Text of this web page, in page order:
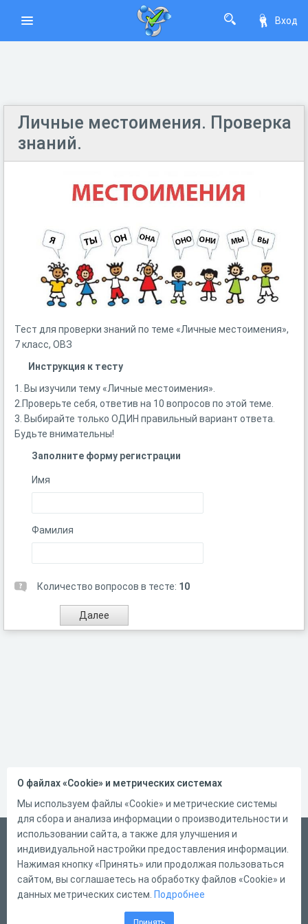
Вход
Личные местоимения. Проверка
знаний.
Тест для проверки знаний по теме «Личные местоимения»,
7 класс, ОВЗ
Инструкция к тесту
1. Вы изучили тему «Личные местоимения».
2.Проверьте себя, ответив на 10 вопросов по этой теме.
3. Выбирайте только ОДИН правильный вариант ответа.
Будьте внимательны!
Заполните форму регистрации
Имя
Фамилия
Количество вопросов в тесте: 10
Русский
Справка
Форма обратной связи
О файлах «Cookie» и метрических системах
Мы используем файлы «Cookie» и метрические системы
для сбора и анализа информации о производительности и
использовании сайта, а также для улучшения и
индивидуальной настройки предоставления информации.
Нажимая кнопку «Принять» или продолжая пользоваться
сайтом, вы соглашаетесь на обработку файлов «Cookie» и
данных метрических систем. Подробнее